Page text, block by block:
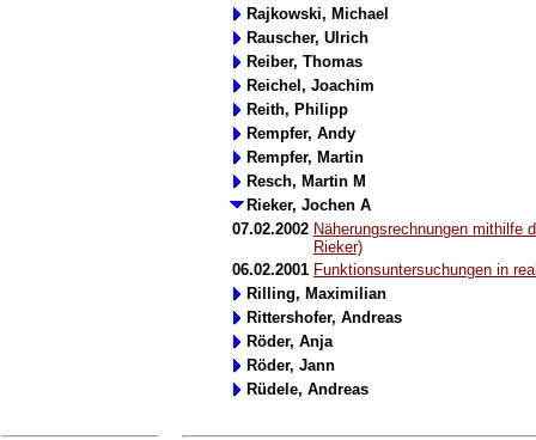
Rajkowski, Michael
Rauscher, Ulrich
Reiber, Thomas
Reichel, Joachim
Reith, Philipp
Rempfer, Andy
Rempfer, Martin
Resch, Martin M
Rieker, Jochen A
07.02.2002 Näherungsrechnungen mithilfe
Rieker)
06.02.2001 Funktionsuntersuchungen in
Rilling, Maximilian
Rittershofer, Andreas
Röder, Anja
Röder, Jann
Rüdele, Andreas